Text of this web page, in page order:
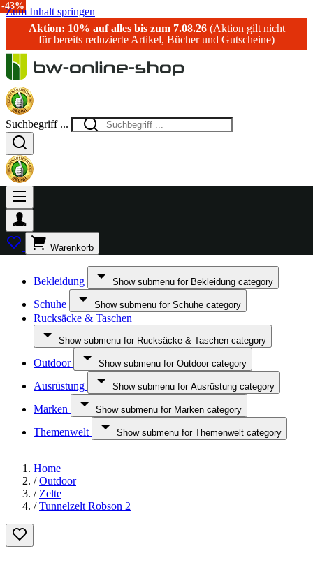
Zum Inhalt springen
Aktion: 10% auf alles bis zum 7.08.26(Aktion gilt nicht
für bereits reduzierte Artikel, Bücher und Gutscheine)
Suchbegriff ...
Warenkorb
Bekleidung Show submenu for Bekleidung category
Schuhe Show submenu for Schuhe category
Rucksäcke & Taschen
Show submenu for Rucksäcke & Taschen category
Outdoor Show submenu for Outdoor category
Ausrüstung Show submenu for Ausrüstung category
Marken Show submenu for Marken category
Themenwelt Show submenu for Themenwelt category
Home
/ Outdoor
/ Zelte
/ Tunnelzelt Robson 2
-15%
-20%
-43%